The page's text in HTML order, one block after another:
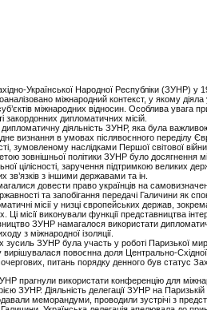
Української Народної Республіки (ЗУНР) у
міжнародний контекст, у якому діяла
міжнародних відносин. Особлива увага
закордонних дипломатичних місій.
діяльність ЗУНР, яка була
визнання в умовах післявоєнного переділу
зумовленому наслідками Першої світової
зовнішньої політики ЗУНР було досягнення
цілісності, заручення підтримкою великих
з іншими державами та ін.
довести право українців на
та запобігання передачі Галичини як
місії у низці європейських держав,
Ці місії виконували функції представництва
ЗУНР намагалося використати
з міжнародної ізоляції.
ЗУНР була участь у роботі Паризької
повоєнна доля Центрально-
питань порядку денного був статус
прагнули використати конференцію для
ЗУНР. Діяльність делегації ЗУНР на
меморандуми, проводили зустрічі з